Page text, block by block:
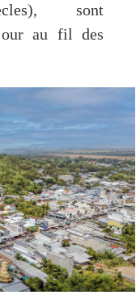
sont
au fil des